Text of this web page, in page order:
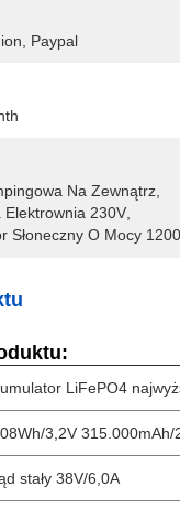
Paypal
Na Zewnątrz
Elektrownia 230V
Słoneczny O Mocy
LiFePO4
3,2V 315.000mAh/
stały 38V/6,0A